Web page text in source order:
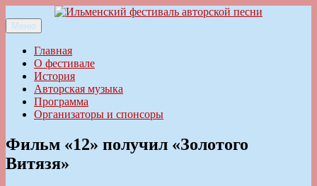
к
содержимому
Ильменский фестиваль авторской песни
Меню
Главная
О фестивале
История
Авторская музыка
Программа
Организаторы и спонсоры
Фильм «12» получил «Золотого
Витязя»